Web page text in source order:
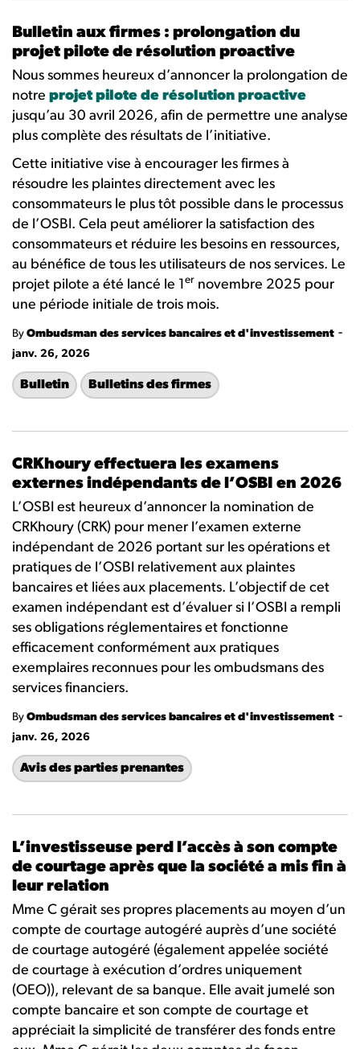
Bulletin aux firmes : prolongation du
projet pilote de résolution proactive
Nous sommes heureux d’annoncer la prolongation de
notre projet pilote de résolution proactive
jusqu’au 30 avril 2026, afin de permettre une analyse
plus complète des résultats de l’initiative.
Cette initiative vise à encourager les firmes à
résoudre les plaintes directement avec les
consommateurs le plus tôt possible dans le processus
de l’OSBI. Cela peut améliorer la satisfaction des
consommateurs et réduire les besoins en ressources,
au bénéfice de tous les utilisateurs de nos services. Le
projet pilote a été lancé le 1er novembre 2025 pour
une période initiale de trois mois.
By Ombudsman des services bancaires et d'investissement -
janv. 26, 2026
Bulletin Bulletins des firmes
CRKhoury effectuera les examens
externes indépendants de l’OSBI en 2026
L’OSBI est heureux d’annoncer la nomination de
CRKhoury (CRK) pour mener l’examen externe
indépendant de 2026 portant sur les opérations et
pratiques de l’OSBI relativement aux plaintes
bancaires et liées aux placements. L’objectif de cet
examen indépendant est d’évaluer si l’OSBI a rempli
ses obligations réglementaires et fonctionne
efficacement conformément aux pratiques
exemplaires reconnues pour les ombudsmans des
services financiers.
By Ombudsman des services bancaires et d'investissement -
janv. 26, 2026
Avis des parties prenantes
L’investisseuse perd l’accès à son compte
de courtage après que la société a mis fin à
leur relation
Mme C gérait ses propres placements au moyen d’un
compte de courtage autogéré auprès d’une société
de courtage autogéré (également appelée société
de courtage à exécution d’ordres uniquement
(OEO)), relevant de sa banque. Elle avait jumelé son
compte bancaire et son compte de courtage et
appréciait la simplicité de transférer des fonds entre